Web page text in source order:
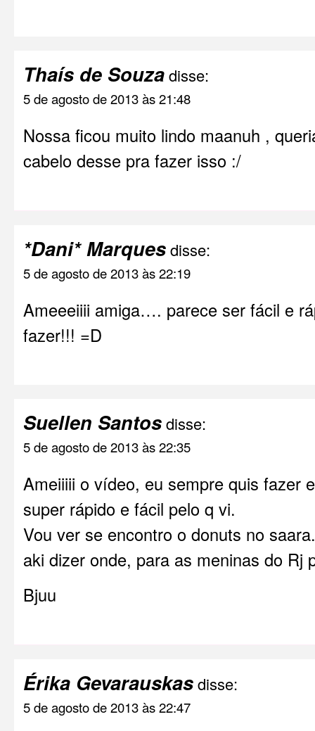
Thaís de Souzadisse:
5 de agosto de 2013 às 21:48
Nossa ficou muito lindo maanuh ,
cabelo desse pra fazer isso :/
*Dani* Marquesdisse:
5 de agosto de 2013 às 22:19
Ameeeiiii amiga…. parece ser fácil e
fazer!!! =D
Suellen Santosdisse:
5 de agosto de 2013 às 22:35
Ameiiiii o vídeo, eu sempre quis fazer
super rápido e fácil pelo q vi.
Vou ver se encontro o donuts no
aki dizer onde, para as meninas do Rj
Bjuu
Érika Gevarauskasdisse:
5 de agosto de 2013 às 22:47